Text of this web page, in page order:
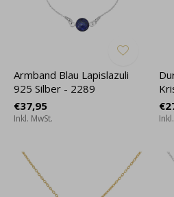
Armband Blau Lapislazuli
925 Silber - 2289
€37,95
Inkl. MwSt.